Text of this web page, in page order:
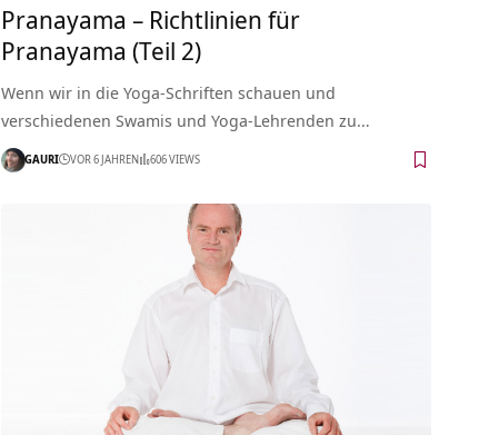
Pranayama – Richtlinien für
Pranayama (Teil 2)
Wenn wir in die Yoga-Schriften schauen und
verschiedenen Swamis und Yoga-Lehrenden zu…
GAURI VOR 6 JAHREN 606 VIEWS